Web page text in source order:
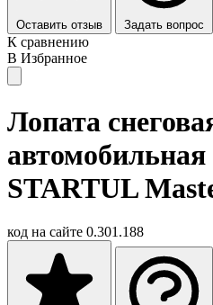
Оставить отзыв Задать вопрос
К сравнению
В Избранное
Лопата
STARTUL
код на сайте 0.301.188